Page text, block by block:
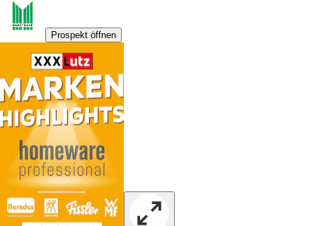
Prospekt öffnen